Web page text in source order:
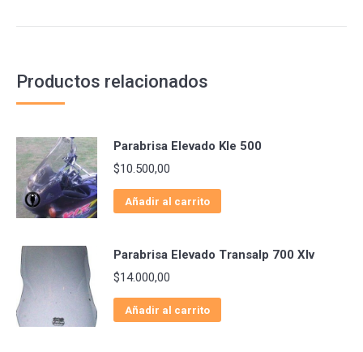
Productos relacionados
Parabrisa Elevado Kle 500
$10.500,00
Añadir al carrito
Parabrisa Elevado Transalp 700 Xlv
$14.000,00
Añadir al carrito